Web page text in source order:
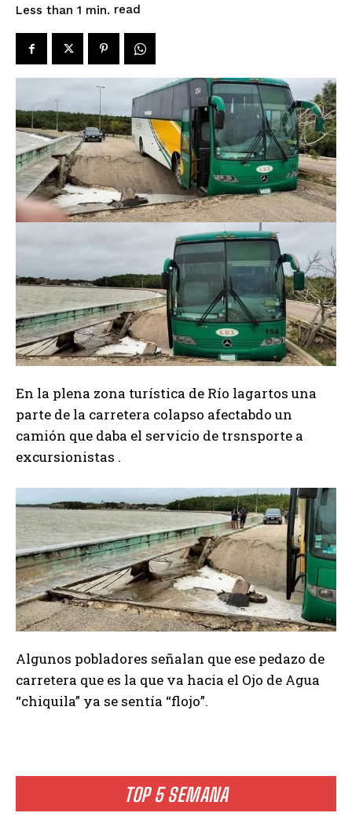
TOP 5 SEMANA
Less than 1 min. read
En la plena zona turística de Río lagartos una
parte de la carretera colapso afectabdo un
camión que daba el servicio de trsnsporte a
excursionistas .
Algunos pobladores señalan que ese pedazo de
carretera que es la que va hacia el Ojo de Agua
“chiquila” ya se sentía “flojo”.